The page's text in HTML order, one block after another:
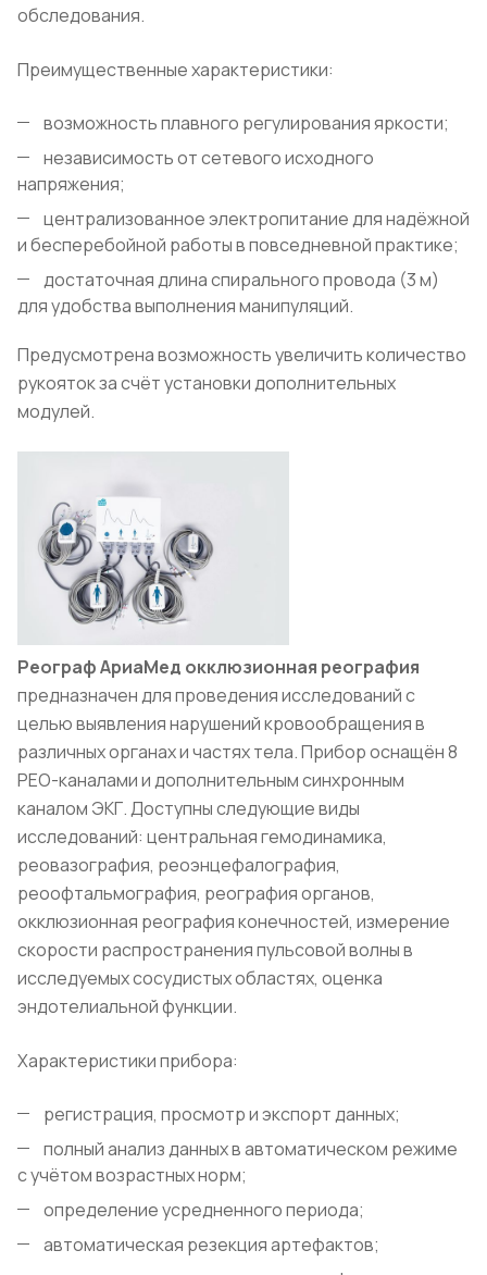
обследования.
Преимущественные характеристики:
возможность плавного регулирования яркости;
независимость от сетевого исходного
напряжения;
централизованное электропитание для надёжной
и бесперебойной работы в повседневной практике;
достаточная длина спирального провода (3 м)
для удобства выполнения манипуляций.
Предусмотрена возможность увеличить количество
рукояток за счёт установки дополнительных
модулей.
Реограф АриаМед окклюзионная реография
предназначен для проведения исследований с
целью выявления нарушений кровообращения в
различных органах и частях тела. Прибор оснащён 8
РЕО-каналами и дополнительным синхронным
каналом ЭКГ. Доступны следующие виды
исследований: центральная гемодинамика,
реовазография, реоэнцефалография,
реоофтальмография, реография органов,
окклюзионная реография конечностей, измерение
скорости распространения пульсовой волны в
исследуемых сосудистых областях, оценка
эндотелиальной функции.
Характеристики прибора:
регистрация, просмотр и экспорт данных;
полный анализ данных в автоматическом режиме
с учётом возрастных норм;
определение усредненного периода;
автоматическая резекция артефактов;